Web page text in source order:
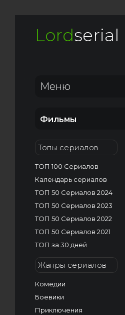
Lordserial
Меню
Фильмы
Топы сериалов
ТОП 100 Сериалов
Календарь сериалов
ТОП 50 Сериалов 2024
ТОП 50 Сериалов 2023
ТОП 50 Сериалов 2022
ТОП 50 Сериалов 2021
ТОП за 30 дней
Жанры сериалов
Комедии
Боевики
Приключения